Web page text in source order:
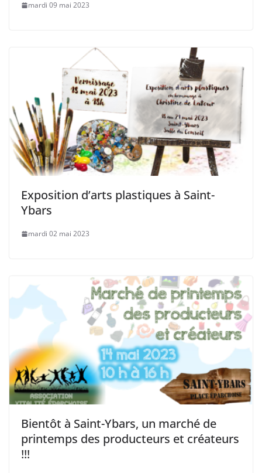
mardi 09 mai 2023
Exposition d’arts plastiques à Saint-
Ybars
mardi 02 mai 2023
Bientôt à Saint-Ybars, un marché de
printemps des producteurs et créateurs
!!!